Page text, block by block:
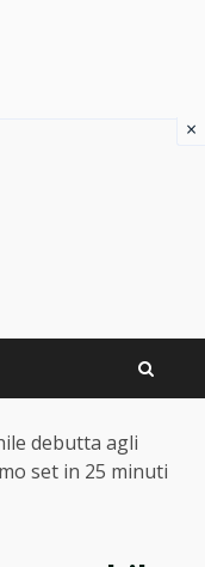
debutta agli
set in 25 minuti
×